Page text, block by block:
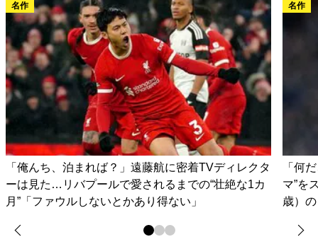
名作
「俺んち、泊まれば？」遠藤航に密着TVディレクタ
ーは見た…リバプールで愛されるまでの“壮絶な1カ
月”「ファウルしないとかあり得ない」
名作
「何
マ”を
歳）